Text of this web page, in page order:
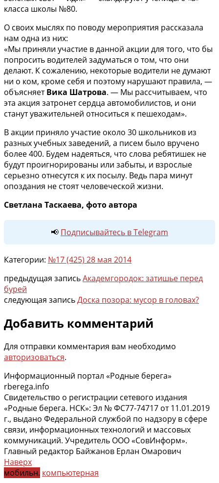
класса школы №80.
О своих мыслях по поводу мероприятия рассказала
нам одна из них:
«Мы приняли участие в данной акции для того, что бы
попросить водителей задуматься о том, что они
делают. К сожалению, некоторые водители не думают
ни о ком, кроме себя и поэтому нарушают правила, —
объясняетВика Шатрова. — Мы рассчитываем, что
эта акция затронет сердца автомобилистов, и они
станут уважительней относиться к пешеходам».
В акции приняло участие около 30 школьников из
разных учебных заведений, а писем было вручено
более 400. Будем надеяться, что слова ребятишек не
будут проигнорированы или забыты, и взрослые
серьезно отнесутся к их посылу. Ведь пара минут
опоздания не стоят человеческой жизни.
Светлана Таскаева, фото автора
📢 Подписывайтесь в Telegram
Категории: №17 (425) 28 мая 2014
предыдущая записьАкадемгородок: затишье перед
бурей
следующая записьДоска позора: мусор в головах?
Добавить комментарий
Для отправки комментария вам необходимо
авторизоваться.
Информационный портал «Родные берега»
rberega.info
Свидетельство о регистрации сетевого издания
«Родные берега. НСК»: Эл № ФС77-74717 от 11.01.2019
г., выдано Федеральной службой по надзору в сфере
связи, информационных технологий и массовых
коммуникаций. Учредитель ООО «СовИнформ».
Главный редактор Байжанов Ерлан Омарович
Наверх
мобильн. компьютерная